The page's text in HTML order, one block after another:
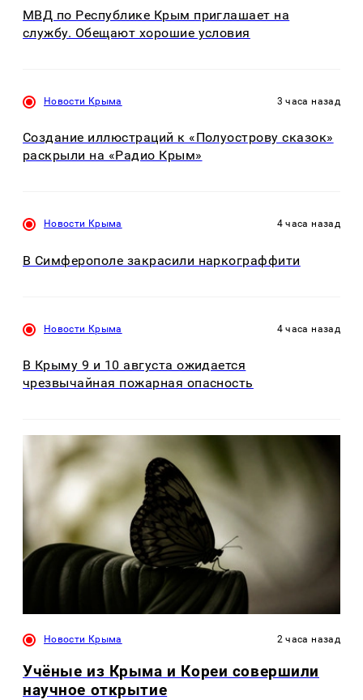
МВД по Республике Крым приглашает на
службу. Обещают хорошие условия
Новости Крыма 3 часа назад
Создание иллюстраций к «Полуострову сказок»
раскрыли на «Радио Крым»
Новости Крыма 4 часа назад
В Симферополе закрасили наркограффити
Новости Крыма 4 часа назад
В Крыму 9 и 10 августа ожидается
чрезвычайная пожарная опасность
Новости Крыма 2 часа назад
Учёные из Крыма и Кореи совершили
научное открытие